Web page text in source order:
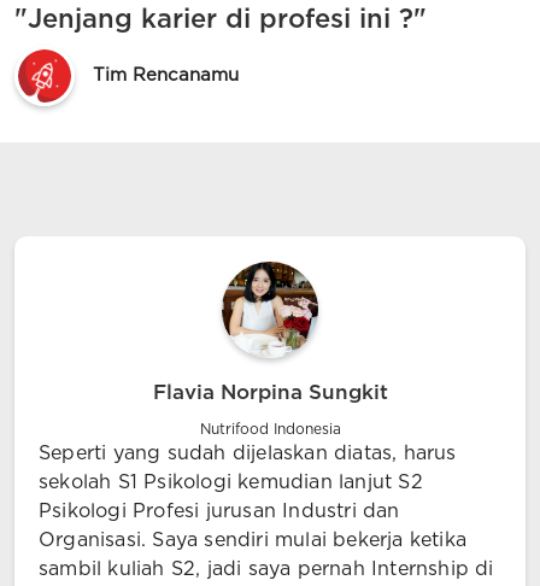
"Jenjang karier di profesi ini ?"
Tim Rencanamu
Flavia Norpina Sungkit
Nutrifood Indonesia
Seperti yang sudah dijelaskan diatas, harus
sekolah S1 Psikologi kemudian lanjut S2
Psikologi Profesi jurusan Industri dan
Organisasi. Saya sendiri mulai bekerja ketika
sambil kuliah S2, jadi saya pernah Internship di